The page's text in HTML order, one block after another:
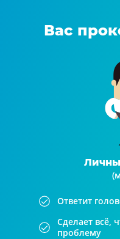
Вас
Ответит
Сделает всё,
проблему